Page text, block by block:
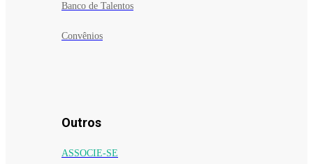
Banco de Talentos
Convênios
Outros
ASSOCIE-SE